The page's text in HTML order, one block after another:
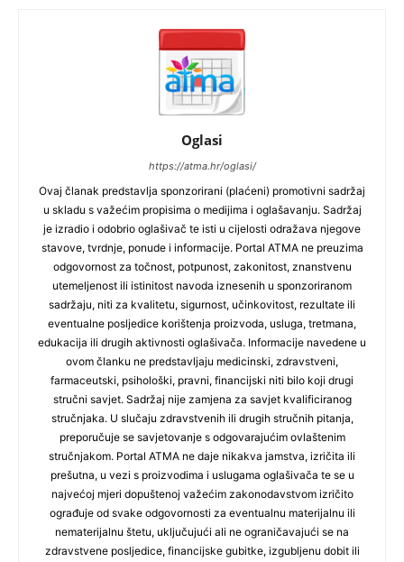
Oglasi
https://atma.hr/oglasi/
Ovaj članak predstavlja sponzorirani (plaćeni) promotivni sadržaj
u skladu s važećim propisima o medijima i oglašavanju. Sadržaj
je izradio i odobrio oglašivač te isti u cijelosti odražava njegove
stavove, tvrdnje, ponude i informacije. Portal ATMA ne preuzima
odgovornost za točnost, potpunost, zakonitost, znanstvenu
utemeljenost ili istinitost navoda iznesenih u sponzoriranom
sadržaju, niti za kvalitetu, sigurnost, učinkovitost, rezultate ili
eventualne posljedice korištenja proizvoda, usluga, tretmana,
edukacija ili drugih aktivnosti oglašivača. Informacije navedene u
ovom članku ne predstavljaju medicinski, zdravstveni,
farmaceutski, psihološki, pravni, financijski niti bilo koji drugi
stručni savjet. Sadržaj nije zamjena za savjet kvalificiranog
stručnjaka. U slučaju zdravstvenih ili drugih stručnih pitanja,
preporučuje se savjetovanje s odgovarajućim ovlaštenim
stručnjakom. Portal ATMA ne daje nikakva jamstva, izričita ili
prešutna, u vezi s proizvodima i uslugama oglašivača te se u
najvećoj mjeri dopuštenoj važećim zakonodavstvom izričito
ograđuje od svake odgovornosti za eventualnu materijalnu ili
nematerijalnu štetu, uključujući ali ne ograničavajući se na
zdravstvene posljedice, financijske gubitke, izgubljenu dobit ili